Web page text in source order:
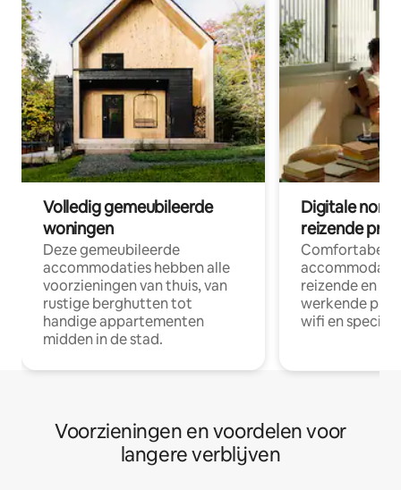
Volledig gemeubileerde
woningen
Deze gemeubileerde
accommodaties hebben alle
voorzieningen van thuis, van
rustige berghutten tot
handige appartementen
midden in de stad.
Digitale
reizende
Comfortabele
reizende en
werkende
wifi en
Voorzieningen en voordelen voor
langere verblijven